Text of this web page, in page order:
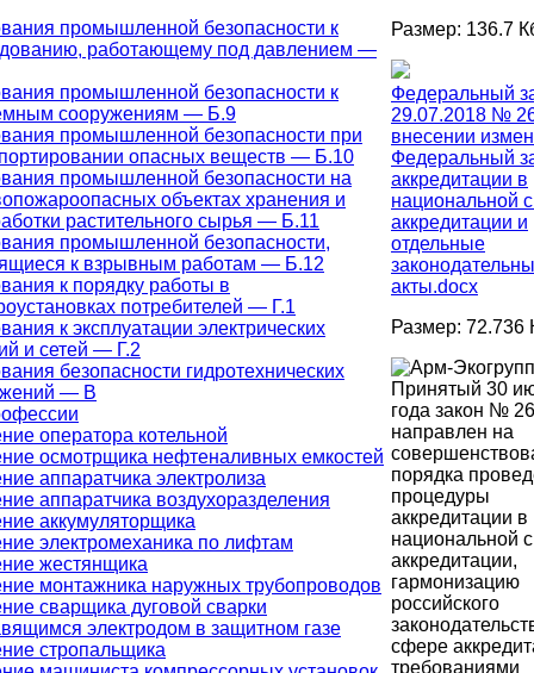
промышленной безопасности к
работающему под давлением —
промышленной безопасности к
сооружениям — Б.9
промышленной безопасности при
опасных веществ — Б.10
промышленной безопасности на
объектах хранения и
растительного сырья — Б.11
промышленной безопасности,
к взрывным работам — Б.12
к порядку работы в
потребителей — Г.1
к эксплуатации электрических
и сетей — Г.2
безопасности гидротехнических
— В
оператора котельной
осмотрщика нефтеналивных емкостей
аппаратчика электролиза
аппаратчика воздухоразделения
аккумуляторщика
электромеханика по лифтам
жестянщика
монтажника наружных трубопроводов
сварщика дуговой сварки
электродом в защитном газе
стропальщика
Размер: 136.7
Федеральный
29.07.2018 №
внесении
Федеральный
аккредитации в
национальной
аккредитации и
отдельные
акты.docx
Размер: 72.736
Принятый 30
года закон №
направлен на
порядка
процедуры
аккредитации в
национальной
аккредитации,
гармонизацию
российского
сфере
требованиями